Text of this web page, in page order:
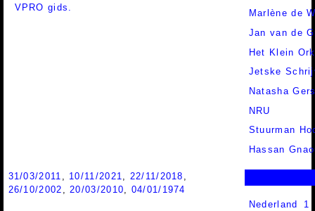
VPRO gids.
Marlène de
Jan van de
Het Klein
Jetske
Natasha
NRU
Stuurman
Hassan
31/03/2011 , 10/11/2021, 22/11/2018 ,
26/10/2002 ,20/03/2010, 04/01/1974
Nederland